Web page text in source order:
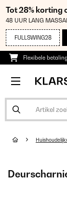
Tot 28% korting
48 UUR LANG
FULLSWING28
Flexibele